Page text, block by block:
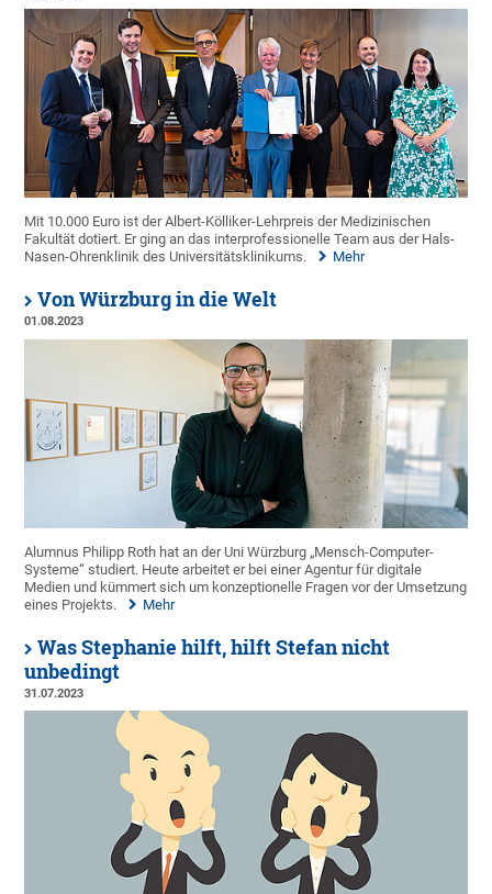
Mit 10.000 Euro ist der Albert-Kölliker-Lehrpreis der Medizinischen
Fakultät dotiert. Er ging an das interprofessionelle Team aus der Hals-
Nasen-Ohrenklinik des Universitätsklinikums.
Mehr
Von Würzburg in die Welt
01.08.2023
Alumnus Philipp Roth hat an der Uni Würzburg „Mensch-Computer-
Systeme“ studiert. Heute arbeitet er bei einer Agentur für digitale
Medien und kümmert sich um konzeptionelle Fragen vor der Umsetzung
eines Projekts.
Mehr
Was Stephanie hilft, hilft Stefan nicht
unbedingt
31.07.2023